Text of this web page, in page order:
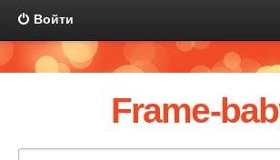
Войти
Frame-